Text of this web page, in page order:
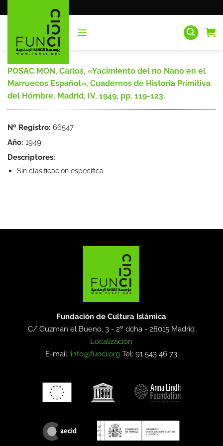
al
POSAC MON, Carlos, «Yacimiento del río Nano en el
Marruecos Español», Cuadernos de Historia Primitiva
del Hombre, Madrid, IV, 1949, pp. 119-123.
Nº Registro: 66547
Año: 1949
Descriptores:
Sin clasificación específica
Fundación de Cultura Islámica
C/ Guzmán el Bueno, 3 - 2º dcha -28015 Madrid
Localización
E-mail: info@funci.org Tel: 91 543 46 73